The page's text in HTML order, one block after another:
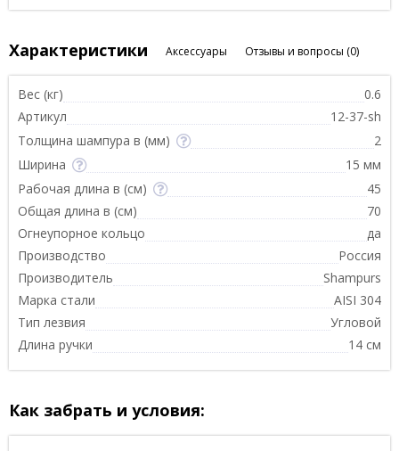
Характеристики Аксессуары Отзывы и вопросы (0)
Вес (кг)
0.6
Артикул
12-37-sh
Толщина шампура в (мм)
2
Ширина
15 мм
Рабочая длина в (см)
45
Общая длина в (см)
70
Огнеупорное кольцо
да
Производство
Россия
Производитель
Shampurs
Марка стали
AISI 304
Тип лезвия
Угловой
Длина ручки
14 см
Как забрать и условия: